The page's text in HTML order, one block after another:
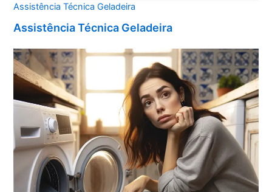
Assistência Técnica Geladeira
Assistência Técnica Geladeira